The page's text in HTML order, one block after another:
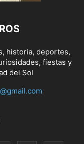
historia, deportes,
fiestas y
del Sol